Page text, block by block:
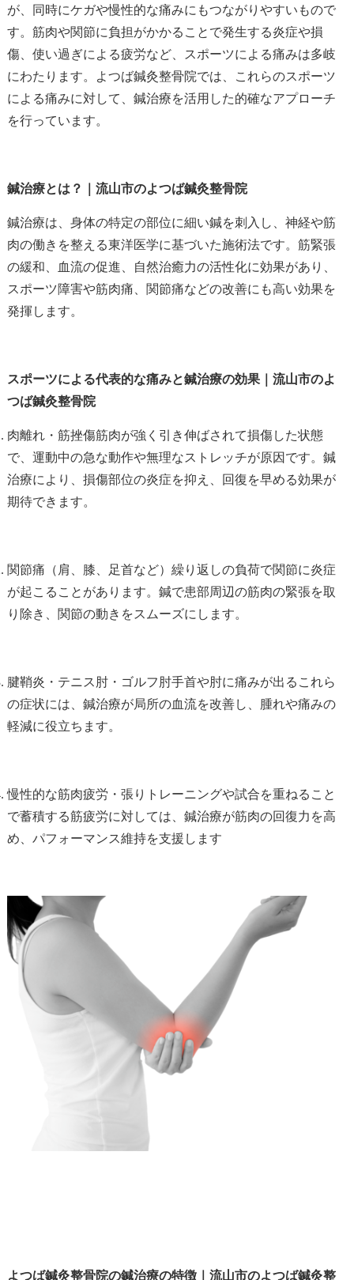
が、同時にケガや慢性的な痛みにもつながりやすいもので
す。筋肉や関節に負担がかかることで発生する炎症や損
傷、使い過ぎによる疲労など、スポーツによる痛みは多岐
にわたります。よつば鍼灸整骨院では、これらのスポーツ
による痛みに対して、鍼治療を活用した的確なアプローチ
を行っています。
鍼治療とは？｜流山市のよつば鍼灸整骨院
鍼治療は、身体の特定の部位に細い鍼を刺入し、神経や筋
肉の働きを整える東洋医学に基づいた施術法です。筋緊張
の緩和、血流の促進、自然治癒力の活性化に効果があり、
スポーツ障害や筋肉痛、関節痛などの改善にも高い効果を
発揮します。
スポーツによる代表的な痛みと鍼治療の効果｜流山市のよ
つば鍼灸整骨院
肉離れ・筋挫傷筋肉が強く引き伸ばされて損傷した状態
で、運動中の急な動作や無理なストレッチが原因です。鍼
治療により、損傷部位の炎症を抑え、回復を早める効果が
期待できます。
関節痛（肩、膝、足首など）繰り返しの負荷で関節に炎症
が起こることがあります。鍼で患部周辺の筋肉の緊張を取
り除き、関節の動きをスムーズにします。
腱鞘炎・テニス肘・ゴルフ肘手首や肘に痛みが出るこれら
の症状には、鍼治療が局所の血流を改善し、腫れや痛みの
軽減に役立ちます。
慢性的な筋肉疲労・張りトレーニングや試合を重ねること
で蓄積する筋疲労に対しては、鍼治療が筋肉の回復力を高
め、パフォーマンス維持を支援します
よつば鍼灸整骨院の鍼治療の特徴｜流山市のよつば鍼灸整